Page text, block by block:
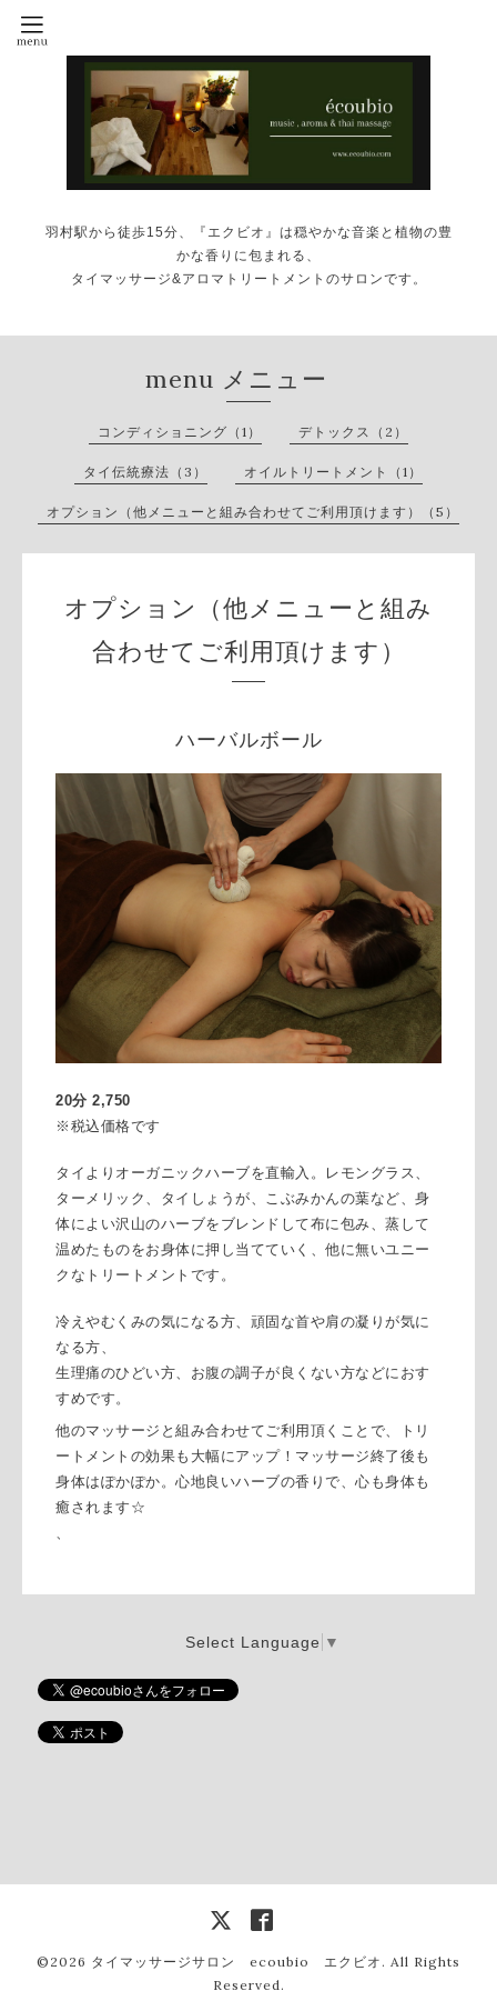
羽村駅から徒歩15分、『エクビオ』は穏やかな音楽と植物の豊
かな香りに包まれる、
タイマッサージ&アロマトリートメントのサロンです。
menu メニュー
コンディショニング（1） デトックス（2）
タイ伝統療法（3） オイルトリートメント（1）
オプション（他メニューと組み合わせてご利用頂けます）（5）
オプション（他メニューと組み
合わせてご利用頂けます）
ハーバルボール
20分 2,750
※税込価格です
タイよりオーガニックハーブを直輸入。
レモングラス、
ターメリック、タイしょうが、こぶみかんの葉など、身
体によい沢山のハーブをブレンドして布に包み、蒸して
温めたものをお身体に押し当てていく、他に無いユニー
クなトリートメントです。
冷えやむくみの気になる方、頑固な首や肩の凝りが気に
なる方、
生理痛のひどい方、お腹の調子が良くない方などにおす
すめです。
他のマッサージと組み合わせてご利用頂くことで、トリ
ートメントの効果も大幅にアップ！ マッサージ終了後も
身体はぽかぽか。心地良いハーブの香りで、心も身体も
癒されます☆
Select Language ▼
©2026 タイマッサージサロン ecoubio エクビオ . All Rights
Reserved.